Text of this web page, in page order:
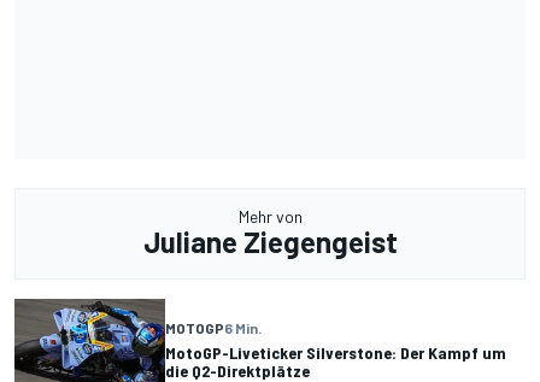
Mehr von
Juliane Ziegengeist
MOTOGP6 Min.
MotoGP-Liveticker Silverstone: Der Kampf um
die Q2-Direktplätze